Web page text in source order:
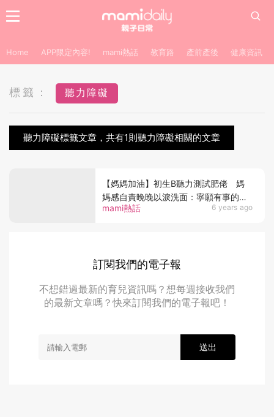
Home APP限定內容! mami熱話 教育路 產前產後 健康資訊
標籤： 聽力障礙
聽力障礙標籤文章，共有1則聽力障礙相關的文章
mami熱話 6 years ago
【媽媽加油】初生B聽力測試肥佬 媽
媽感自責晚晚以淚洗面：寧願有事的是
自己
訂閱我們的電子報
不想錯過最新的育兒資訊嗎？想每週接收我們
的最新文章嗎？快來訂閱我們的電子報吧！
送出